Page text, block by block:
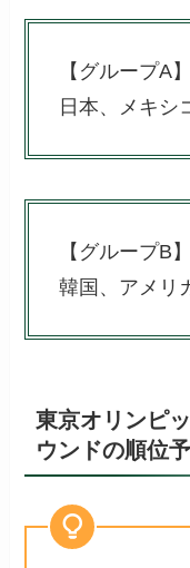
【グループA】
日本、メキシ
【グループB】
韓国、アメリ
東京オリンピ
ウンドの順位